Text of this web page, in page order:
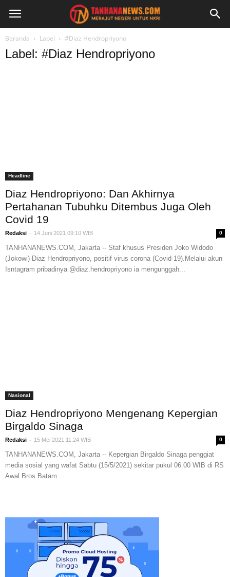
Beranda Label #Diaz Hendropriyono
Label: #Diaz Hendropriyono
Headline
Diaz Hendropriyono: Dan Akhirnya
Pertahanan Tubuhku Ditembus Juga Oleh
Covid 19
Redaksi - 14 Juni 2021 09:10 WIB 0
TANHANANEWS.COM, Jakarta -- Staf khusus Presiden Joko Widodo
(Jokowi) Diaz Hendropriyono, positif virus corona (Covid-19).Melalui akun
Isntagram pribadinya @diaz.hendropriyono ia mengunggah...
Nasional
Diaz Hendropriyono Mengenang Kepergian
Birgaldo Sinaga
Redaksi - 15 Mei 2021 11:24 WIB 0
TANHANANEWS.COM, Jakarta -- Kepergian Birgaldo Sinaga penggiat
media sosial yang wafat Sabtu (15/5/2021) sekitar pukul 06.00 WIB di RS
Awal Bros Batam...